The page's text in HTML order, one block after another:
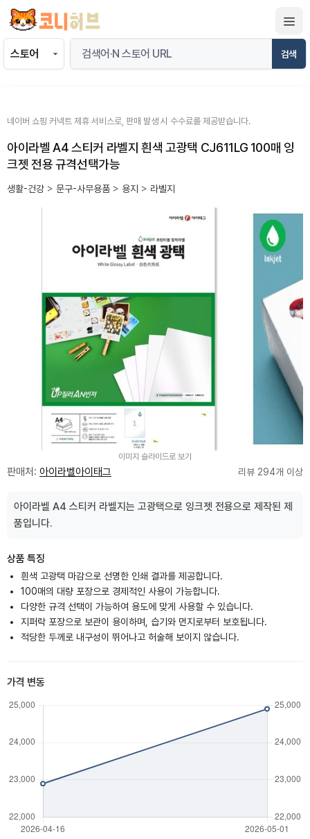
츠
검색
네이버 쇼핑 커넥트 제휴 서비스로, 판매 발생 시 수수료를 제공받습니다.
아이라벨 A4 스티커 라벨지 흰색 고광택 CJ611LG 100매 잉
크젯 전용 규격선택가능
생활-건강 > 문구-사무용품 > 용지 > 라벨지
이미지 슬라이드로 보기
판매처: 아이라벨아이태그 리뷰 294개 이상
아이라벨 A4 스티커 라벨지는 고광택으로 잉크젯 전용으로 제작된 제
품입니다.
상품 특징
흰색 고광택 마감으로 선명한 인쇄 결과를 제공합니다.
100매의 대량 포장으로 경제적인 사용이 가능합니다.
다양한 규격 선택이 가능하여 용도에 맞게 사용할 수 있습니다.
지퍼락 포장으로 보관이 용이하며, 습기와 먼지로부터 보호됩니다.
적당한 두께로 내구성이 뛰어나고 허술해 보이지 않습니다.
가격 변동